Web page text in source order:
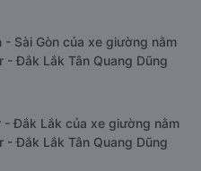
Sài Gòn của xe giường nằm
- Đắk Lắk Tân Quang Dũng
Đắk Lắk của xe giường nằm
- Đắk Lắk Tân Quang Dũng